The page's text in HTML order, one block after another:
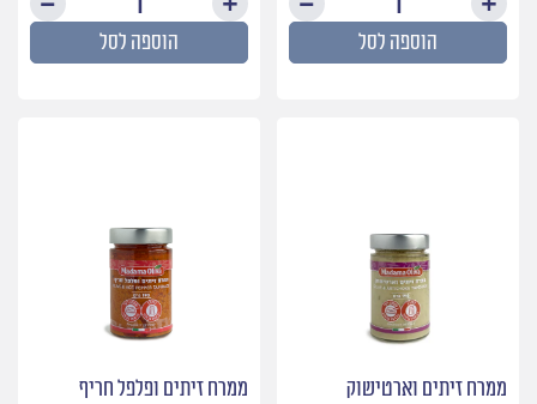
כמות
רוטב
הוספה לסל
כמות
ממרח
הוספה לסל
ממרח זיתים וארטישוק ממרח זיתים ופלפל חריף